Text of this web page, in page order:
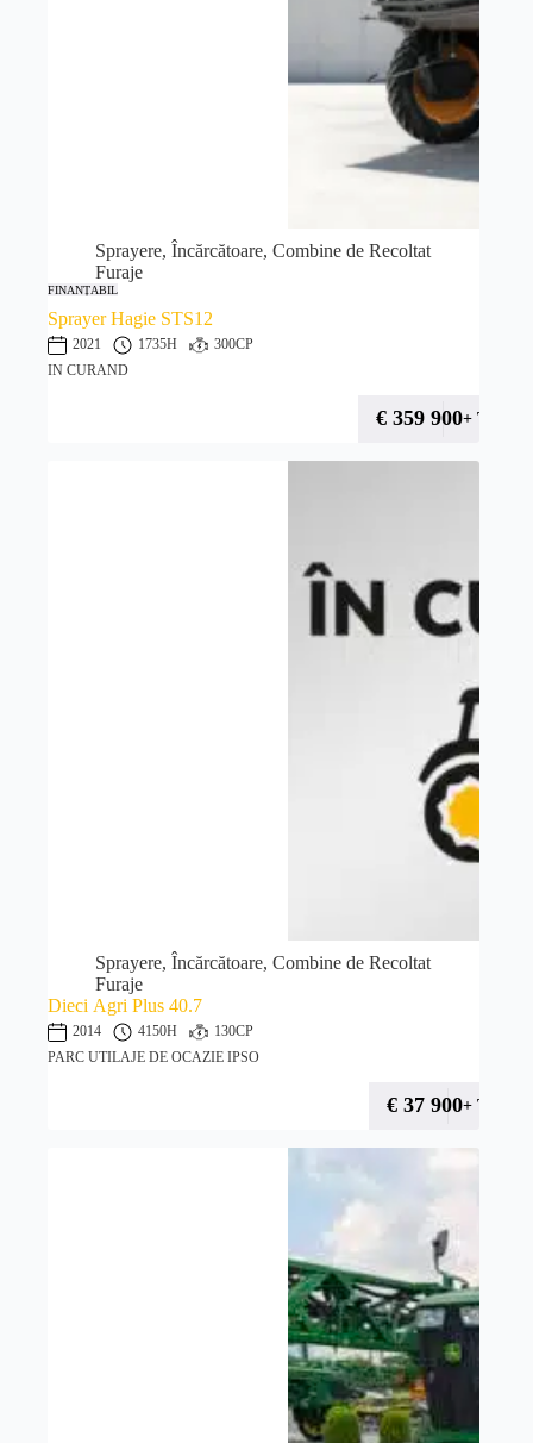
Sprayere, Încărcătoare, Combine de Recoltat
Furaje
FINANȚABIL
Sprayer Hagie STS12
2021 1735H
300CP
IN CURAND
€ 359 900+ TVA
Sprayere, Încărcătoare, Combine de Recoltat
Furaje
Dieci Agri Plus 40.7
2014 4150H
130CP
PARC UTILAJE DE OCAZIE IPSO
€ 37 900+ TVA